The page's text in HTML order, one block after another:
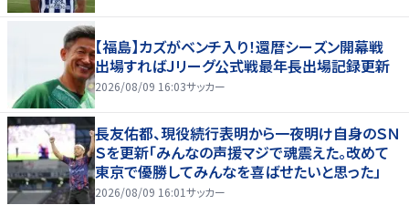
【福島】カズがベンチ入り！還暦シーズン開幕戦
出場すればＪリーグ公式戦最年長出場記録更新
2026/08/09 16:03サッカー
長友佑都、現役続行表明から一夜明け自身のＳＮ
Ｓを更新「みんなの声援マジで魂震えた。改めて
東京で優勝してみんなを喜ばせたいと思った」
2026/08/09 16:01サッカー